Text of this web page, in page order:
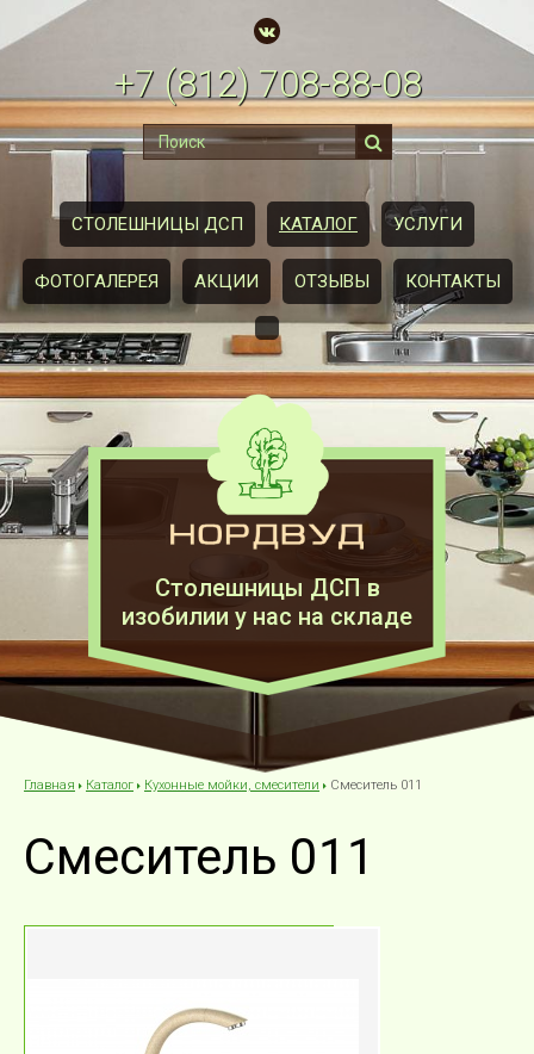
+7 (812)708-88-08
СТОЛЕШНИЦЫ ДСП КАТАЛОГ УСЛУГИ
ФОТОГАЛЕРЕЯ АКЦИИ ОТЗЫВЫ КОНТАКТЫ
Столешницы ДСП в
изобилии у нас на складе
Главная Каталог Кухонные мойки, смесители Смеситель 011
Смеситель 011